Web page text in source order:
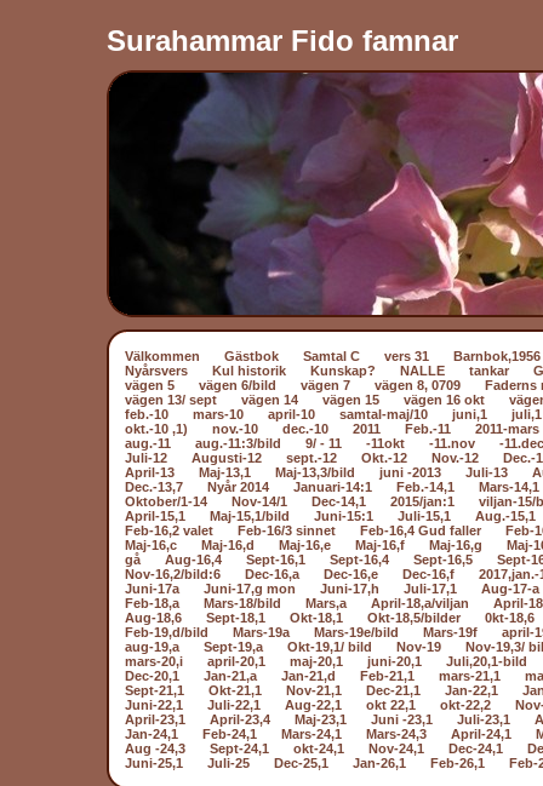
Surahammar Fido famnar
Välkommen Gästbok Samtal C vers 31
Barnbok,1956
Nyårsvers
Kul historik Kunskap? NALLE tankar
vägen 5
vägen 6/bild vägen 7 vägen 8, 0709
Faderns
vägen 13/ sept
vägen 14 vägen 15 vägen 16 okt
feb.-10
mars-10 april-10 samtal-maj/10 juni,1
juli,1
okt.-10 ,1)
nov.-10 dec.-10 2011 Feb.-11
2011-mars
aug.-11
aug.-11:3/bild 9/ - 11 -11okt -11.nov
-
Juli-12
Augusti-12 sept.-12 Okt.-12 Nov.-12
Dec.-
April-13
Maj-13,1 Maj-13,3/bild juni -2013 Juli-13
Dec.-13,7
Nyår 2014 Januari-14:1 Feb.-14,1
Mars-14,1
Oktober/1-14
Nov-14/1 Dec-14,1 2015/jan:1
viljan-15/
April-15,1
Maj-15,1/bild Juni-15:1 Juli-15,1
Aug.-15,1
Feb-16,2 valet
Feb-16/3 sinnet Feb-16,4 Gud faller
Feb-
Maj-16,c
Maj-16,d Maj-16,e Maj-16,f Maj-16,g
Maj-
gå
Aug-16,4 Sept-16,1 Sept-16,4 Sept-16,5
Sept-
Nov-16,2/bild:6
Dec-16,a Dec-16,e Dec-16,f
2017,jan.-
Juni-17a
Juni-17,g mon Juni-17,h Juli-17,1
Aug-17-a
Feb-18,a
Mars-18/bild Mars,a April-18,a/viljan
April-
Aug-18,6
Sept-18,1 Okt-18,1 Okt-18,5/bilder
0kt-18,6
Feb-19,d/bild
Mars-19a Mars-19e/bild Mars-19f
april-
aug-19,a
Sept-19,a Okt-19,1/ bild Nov-19
Nov-19,3/
mars-20,i
april-20,1 maj-20,1 juni-20,1
Juli,20,1-bild
Dec-20,1
Jan-21,a Jan-21,d Feb-21,1 mars-21,1
Sept-21,1
Okt-21,1 Nov-21,1 Dec-21,1 Jan-22,1
Juni-22,1
Juli-22,1 Aug-22,1 okt 22,1 okt-22,2
April-23,1
April-23,4 Maj-23,1 Juni -23,1 Juli-23,1
Jan-24,1
Feb-24,1 Mars-24,1 Mars-24,3 April-24,1
Aug -24,3
Sept-24,1 okt-24,1 Nov-24,1 Dec-24,1
Juni-25,1
Juli-25 Dec-25,1 Jan-26,1 Feb-26,1 Feb-